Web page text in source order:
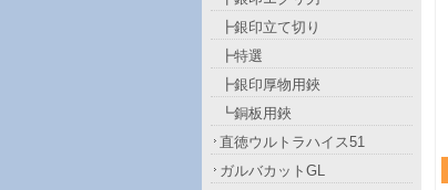
┣銀印立て切り
┣特選
┣銀印厚物用鋏
┗銅板用鋏
直徳ウルトラハイス51
ガルバカットGL